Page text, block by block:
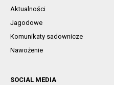
Aktualności
Jagodowe
Komunikaty sadownicze
Nawożenie
SOCIAL MEDIA